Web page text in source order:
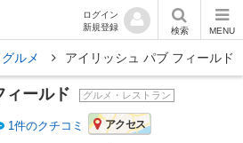
ログイン
新規登録
検索 MENU
ルメ アイリッシュ パブ フィールド
ィールド グルメ・レストラン
1件のクチコミ アクセス